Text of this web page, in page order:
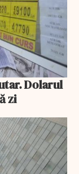
Dolarul
zi